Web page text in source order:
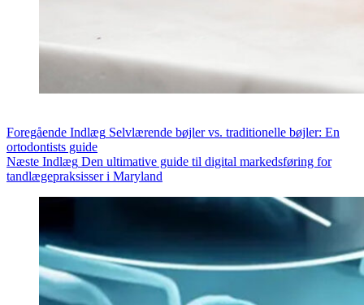
Foregående Indlæg Selvlærende bøjler vs. traditionelle bøjler: En
ortodontists guide
Næste Indlæg Den ultimative guide til digital markedsføring for
tandlægepraksisser i Maryland